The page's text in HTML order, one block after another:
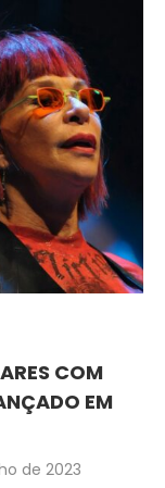
COM
EM
de 2023